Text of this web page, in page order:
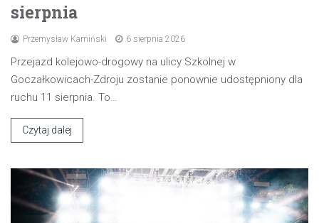
sierpnia
Przemysław Kamiński 6 sierpnia 2026
Przejazd kolejowo-drogowy na ulicy Szkolnej w
Goczałkowicach-Zdroju zostanie ponownie udostępniony dla
ruchu 11 sierpnia. To…
Czytaj dalej